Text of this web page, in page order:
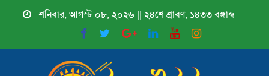
শনিবার, আগস্ট ০৮, ২০২৬ || ২৪শে শ্রাবণ, ১৪৩৩ বঙ্গাব্দ